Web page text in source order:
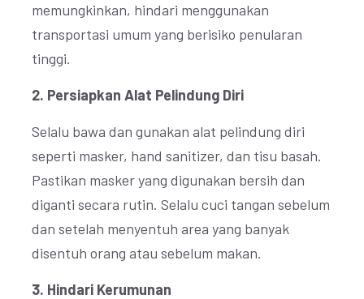
memungkinkan, hindari menggunakan
transportasi umum yang berisiko penularan
tinggi.
2. Persiapkan Alat Pelindung Diri
Selalu bawa dan gunakan alat pelindung diri
seperti masker, hand sanitizer, dan tisu basah.
Pastikan masker yang digunakan bersih dan
diganti secara rutin. Selalu cuci tangan sebelum
dan setelah menyentuh area yang banyak
disentuh orang atau sebelum makan.
3. Hindari Kerumunan